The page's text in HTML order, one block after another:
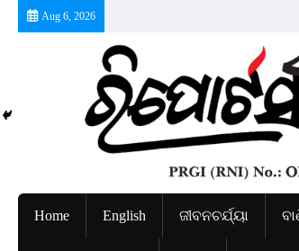
Aug 6, 2026
Home English ଜୀବନଚର୍ଯ୍ୟା